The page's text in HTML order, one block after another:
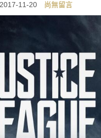
2017-11-20 尚無留言